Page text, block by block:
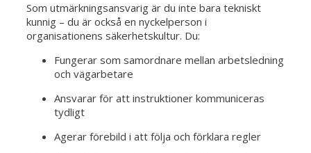
Som utmärkningsansvarig är du inte bara tekniskt
kunnig – du är också en nyckelperson i
organisationens säkerhetskultur. Du:
Fungerar som samordnare mellan arbetsledning
och vägarbetare
Ansvarar för att instruktioner kommuniceras
tydligt
Agerar förebild i att följa och förklara regler